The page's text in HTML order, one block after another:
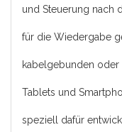
und Steuerung
für die Wiedergabe
kabelgebunden oder
Tablets und
speziell dafür